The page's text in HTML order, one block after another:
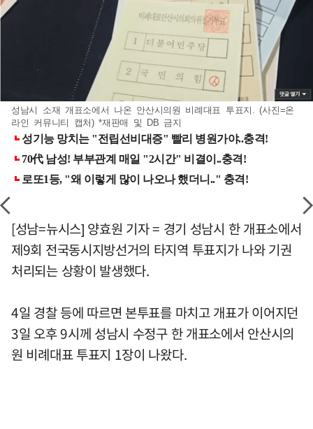
성남시 소재 개표소에서 나온 안산시의원 비례대표 투표지. (사진=온
라인 커뮤니티 캡처) *재판매 및 DB 금지
[성남=뉴시스] 양효원 기자 = 경기 성남시 한 개표소에서
제9회 전국동시지방선거의 타지역 투표지가 나와 기권
처리되는 상황이 발생했다.
4일 경찰 등에 따르면 본투표를 마치고 개표가 이어지던
3일 오후 9시께 성남시 수정구 한 개표소에서 안산시의
원 비례대표 투표지 1장이 나왔다.